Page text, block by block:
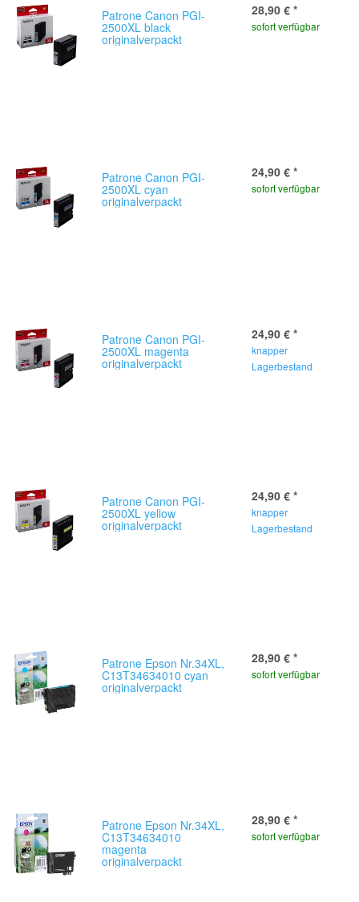
Patrone Canon PGI-
2500XL black
originalverpackt
28,90 € *
sofort verfügbar
Patrone Canon PGI-
2500XL cyan
originalverpackt
24,90 € *
sofort verfügbar
Patrone Canon PGI-
2500XL magenta
originalverpackt
24,90 € *
knapper
Lagerbestand
Patrone Canon PGI-
2500XL yellow
originalverpackt
24,90 € *
knapper
Lagerbestand
Patrone Epson Nr.34XL,
C13T34634010 cyan
originalverpackt
28,90 € *
sofort verfügbar
Patrone Epson Nr.34XL,
C13T34634010
magenta
originalverpackt
28,90 € *
sofort verfügbar